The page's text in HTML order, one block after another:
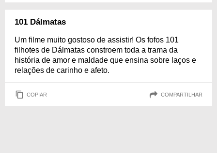
101 Dálmatas
Um filme muito gostoso de assistir! Os fofos 101
filhotes de Dálmatas constroem toda a trama da
história de amor e maldade que ensina sobre laços e
relações de carinho e afeto.
COPIAR COMPARTILHAR